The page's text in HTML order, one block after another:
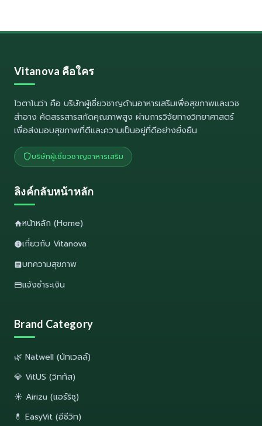
Vitanova คือใคร
ไวตาโนว่า คือ บริษัทผู้เชี่ยวชาญด้านอาหารเสริมเพื่อสุขภาพและเวช
สำอาง คัดสรรสารสกัดคุณภาพสูง ผ่านการวิจัยทางวิทยาศาสตร์
เพื่อส่งมอบสุขภาพที่ดีและความเป็นอยู่ที่ดีอย่างยั่งยืน
บริษัทผู้เชี่ยวชาญอาหารเสริม
ลิงค์กลับหน้าหลัก
หน้าหลัก (Home)
เกี่ยวกับ Vitanova
บทความสุขภาพ
แจ้งชำระเงิน
Brand Category
🌿 Natwell (นัทเวลล์)
💎 VitUS (วิททัส)
☀️ Airizu (แอร์ริซุ)
💊 EasyVit (อีซีวิท)